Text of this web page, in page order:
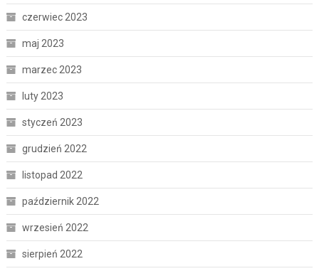
czerwiec 2023
maj 2023
marzec 2023
luty 2023
styczeń 2023
grudzień 2022
listopad 2022
październik 2022
wrzesień 2022
sierpień 2022